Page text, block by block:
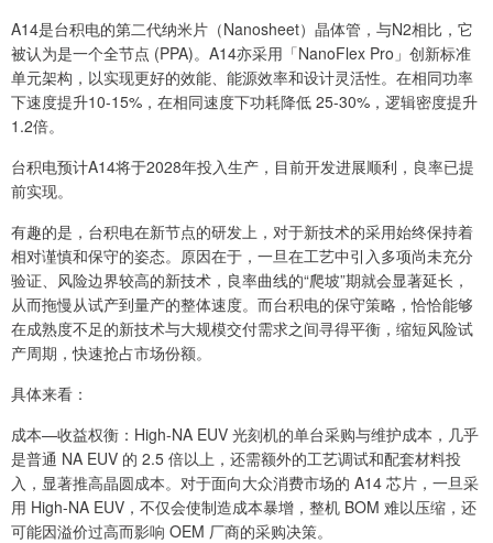
A14是台积电的第二代纳米片（Nanosheet）晶体管，与N2相比，它
被认为是一个全节点 (PPA)。A14亦采用「NanoFlex Pro」创新标准
单元架构，以实现更好的效能、能源效率和设计灵活性。在相同功率
下速度提升10-15%，在相同速度下功耗降低 25-30%，逻辑密度提升
1.2倍。
台积电预计A14将于2028年投入生产，目前开发进展顺利，良率已提
前实现。
有趣的是，台积电在新节点的研发上，对于新技术的采用始终保持着
相对谨慎和保守的姿态。原因在于，一旦在工艺中引入多项尚未充分
验证、风险边界较高的新技术，良率曲线的“爬坡”期就会显著延长，
从而拖慢从试产到量产的整体速度。而台积电的保守策略，恰恰能够
在成熟度不足的新技术与大规模交付需求之间寻得平衡，缩短风险试
产周期，快速抢占市场份额。
具体来看：
成本—收益权衡：High-NA EUV 光刻机的单台采购与维护成本，几乎
是普通 NA EUV 的 2.5 倍以上，还需额外的工艺调试和配套材料投
入，显著推高晶圆成本。对于面向大众消费市场的 A14 芯片，一旦采
用 High-NA EUV，不仅会使制造成本暴增，整机 BOM 难以压缩，还
可能因溢价过高而影响 OEM 厂商的采购决策。